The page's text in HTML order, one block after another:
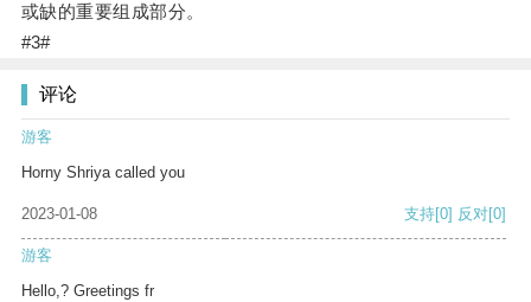
或缺的重要组成部分。
#3#
评论
游客
Horny Shriya called you
2023-01-08 支持[0] 反对[0]
游客
Hello,? Greetings fr